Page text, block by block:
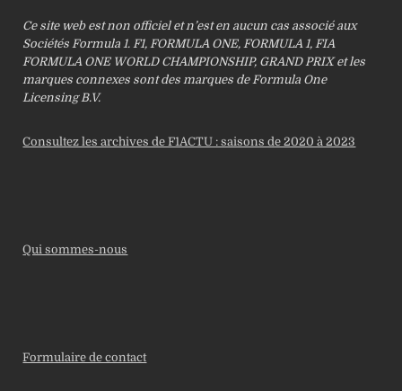
Ce site web est non officiel et n’est en aucun cas associé aux
Sociétés Formula 1. F1, FORMULA ONE, FORMULA 1, FIA
FORMULA ONE WORLD CHAMPIONSHIP, GRAND PRIX et les
marques connexes sont des marques de Formula One
Licensing B.V.
Consultez les archives de F1ACTU : saisons de 2020 à 2023
Qui sommes-nous
Formulaire de contact